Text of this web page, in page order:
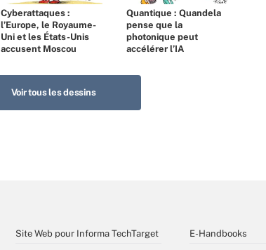
Cyberattaques :
l’Europe, le Royaume-
Uni et les États-Unis
accusent Moscou
Quantique : Quandela
pense que la
photonique peut
accélérer l’IA
Voir tous les dessins
Site Web pour Informa TechTarget E-Handbooks